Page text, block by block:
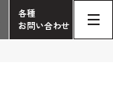
各種
お問い合わせ